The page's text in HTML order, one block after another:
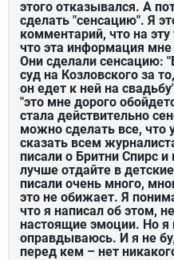
этого отказывался. А
сделать "сенсацию". Я
комментарий, что на
что эта информация
Они сделали сенсацию:
суд на Козловского за
он едет к ней на
"это мне дорого
стала действительно
можно сделать все, что
сказать всем
писали о Бритни Спирс
лучше отдайте в
писали очень много,
это не обижает. Я
что я написал об этом,
настоящие эмоции. Но
оправдываюсь. И я не
перед кем – нет